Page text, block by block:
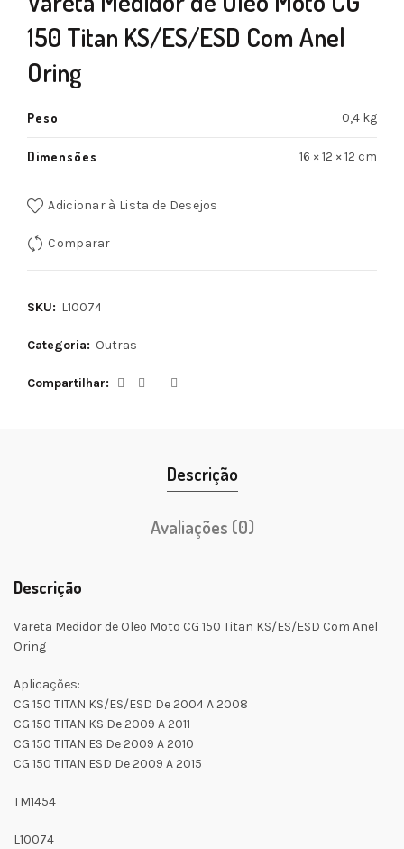
150 Titan KS/ES/ESD Com Anel
Oring
Peso 0,4 kg
Dimensões 16 × 12 × 12 cm
Adicionar à Lista de Desejos
Comparar
SKU: L10074
Categoria: Outras
Compartilhar
Descrição
Avaliações (0)
Descrição
Vareta Medidor de Oleo Moto CG 150 Titan KS/ES/ESD Com Anel
Oring
Aplicações:
CG 150 TITAN KS/ES/ESD De 2004 A 2008
CG 150 TITAN KS De 2009 A 2011
CG 150 TITAN ES De 2009 A 2010
CG 150 TITAN ESD De 2009 A 2015
TM1454
L10074